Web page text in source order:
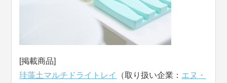
[掲載商品]
珪藻土マルチドライトレイ
（取り扱い企業： エヌ・